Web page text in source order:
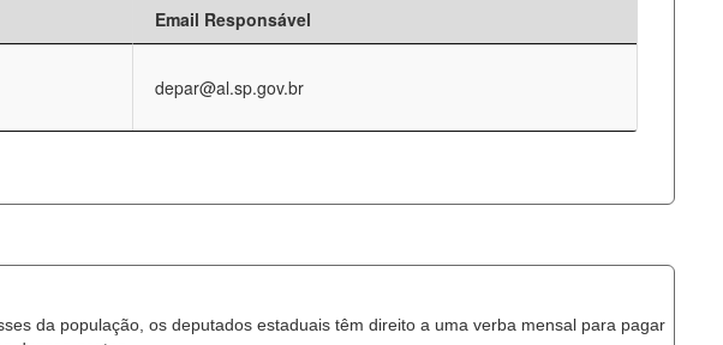
Email Responsável
depar@al.sp.gov.br
da população, os deputados estaduais têm direito a uma verba mensal para pagar